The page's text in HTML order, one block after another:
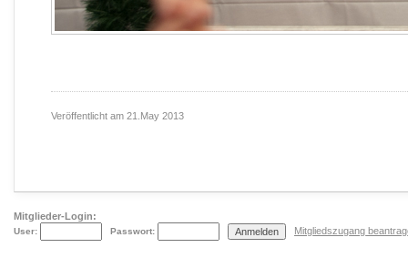
Veröffentlicht am 21.May 2013
Mitglieder-Login:
User: Passwort: Mitgliedszugang